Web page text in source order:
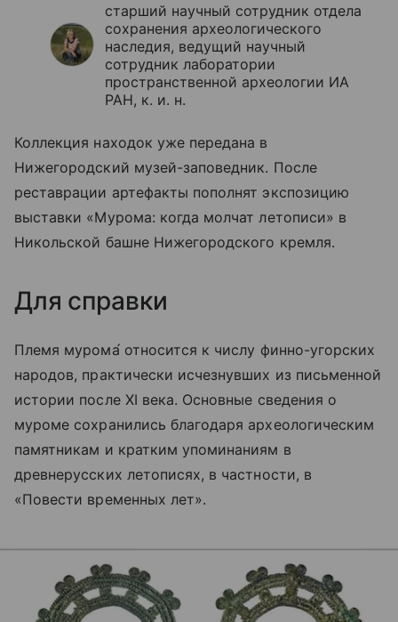
старший научный сотрудник отдела
сохранения археологического
наследия, ведущий научный
сотрудник лаборатории
пространственной археологии ИА
РАН, к. и. н.
Коллекция находок уже передана в
Нижегородский музей-заповедник. После
реставрации артефакты пополнят экспозицию
выставки «Мурома: когда молчат летописи» в
Никольской башне Нижегородского кремля.
Для справки
Племя мурома́относится к числу финно-угорских
народов, практически исчезнувших из письменной
истории после XI века. Основные сведения о
муроме сохранились благодаря археологическим
памятникам и кратким упоминаниям в
древнерусских летописях, в частности, в
«Повести временных лет».